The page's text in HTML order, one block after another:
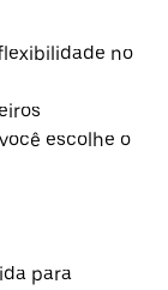
no
escolhe o
para